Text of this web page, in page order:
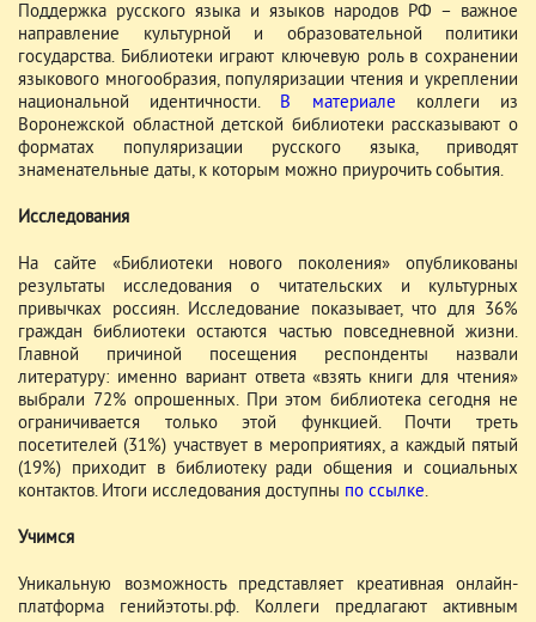
Поддержка русского языка и языков народов РФ – важное
направление культурной и образовательной политики
государства. Библиотеки играют ключевую роль в сохранении
языкового многообразия, популяризации чтения и укреплении
национальной идентичности. В материале коллеги из
Воронежской областной детской библиотеки рассказывают о
форматах популяризации русского языка, приводят
знаменательные даты, к которым можно приурочить события.
Исследования
На сайте «Библиотеки нового поколения» опубликованы
результаты исследования о читательских и культурных
привычках россиян. Исследование показывает, что для 36%
граждан библиотеки остаются частью повседневной жизни.
Главной причиной посещения респонденты назвали
литературу: именно вариант ответа «взять книги для чтения»
выбрали 72% опрошенных. При этом библиотека сегодня не
ограничивается только этой функцией. Почти треть
посетителей (31%) участвует в мероприятиях, а каждый пятый
(19%) приходит в библиотеку ради общения и социальных
контактов. Итоги исследования доступны по ссылке.
Учимся
Уникальную возможность представляет креативная онлайн-
платформа генийэтоты.рф. Коллеги предлагают активным